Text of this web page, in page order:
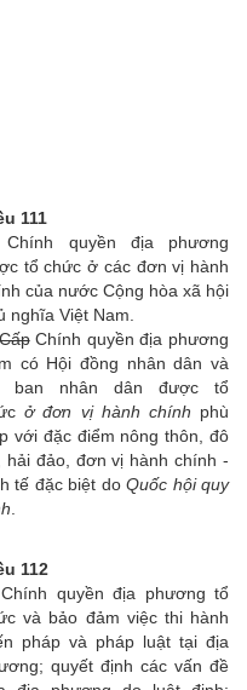
111
quyền địa phương
tổ chức ở các đơn vị hành
của nước Cộng hòa xã hội
nghĩa Việt Nam.
Chính quyền địa phương
có Hội đồng nhân dân và
ban nhân dân được tổ
ở đơn vị hành chính phù
với đặc điểm nông thôn, đô
hải đảo, đơn vị hành chính -
tế đặc biệt doQuốc hội quy
.
112
quyền địa phương tổ
và bảo đảm việc thi hành
pháp và pháp luật tại địa
quyết định các vấn đề